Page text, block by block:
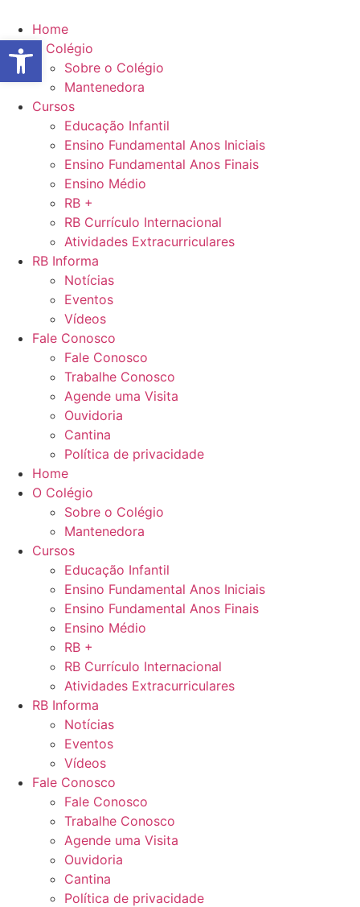
para
conteúdo
Home
O Colégio
Sobre o Colégio
Mantenedora
Cursos
Educação Infantil
Ensino Fundamental Anos Iniciais
Ensino Fundamental Anos Finais
Ensino Médio
RB +
RB Currículo Internacional
Atividades Extracurriculares
RB Informa
Notícias
Eventos
Vídeos
Fale Conosco
Fale Conosco
Trabalhe Conosco
Agende uma Visita
Ouvidoria
Cantina
Política de privacidade
Home
O Colégio
Sobre o Colégio
Mantenedora
Cursos
Educação Infantil
Ensino Fundamental Anos Iniciais
Ensino Fundamental Anos Finais
Ensino Médio
RB +
RB Currículo Internacional
Atividades Extracurriculares
RB Informa
Notícias
Eventos
Vídeos
Fale Conosco
Fale Conosco
Trabalhe Conosco
Agende uma Visita
Ouvidoria
Cantina
Política de privacidade
Abrir a barra de ferramentas